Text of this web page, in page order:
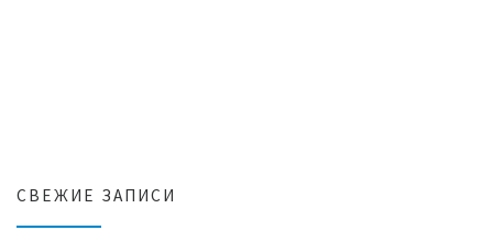
СВЕЖИЕ ЗАПИСИ